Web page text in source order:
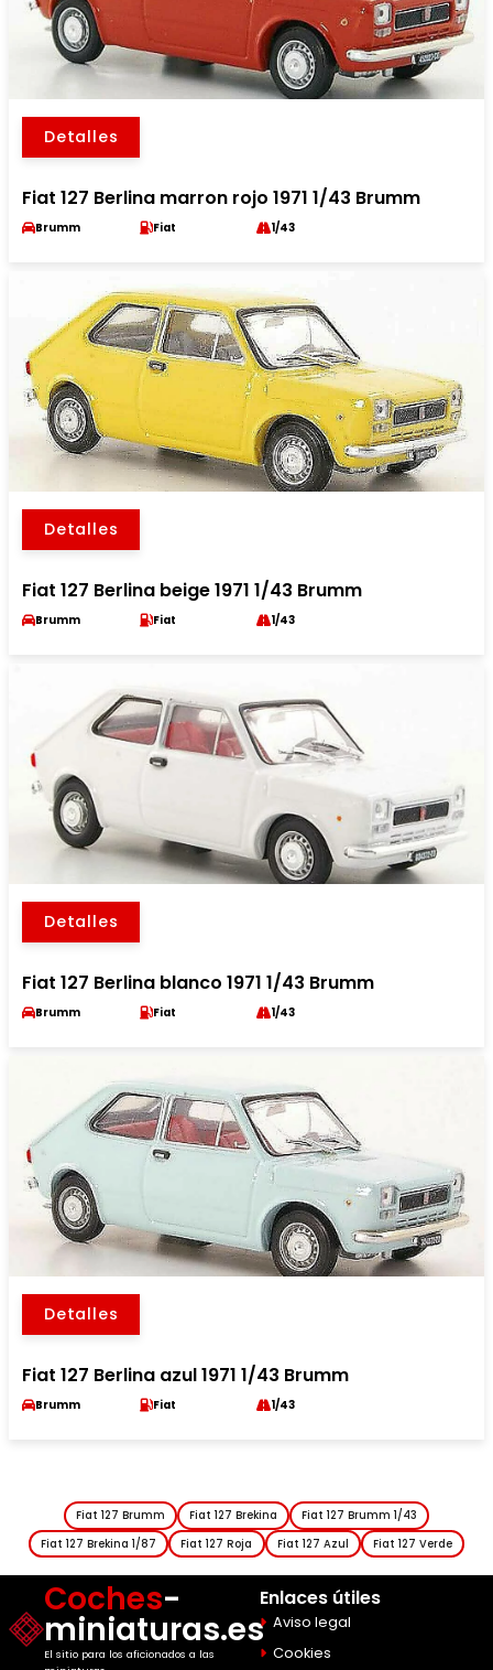
Detalles
Fiat 127 Berlina marron rojo 1971 1/43 Brumm
Brumm Fiat 1/43
Detalles
Fiat 127 Berlina beige 1971 1/43 Brumm
Brumm Fiat 1/43
Detalles
Fiat 127 Berlina blanco 1971 1/43 Brumm
Brumm Fiat 1/43
Detalles
Fiat 127 Berlina azul 1971 1/43 Brumm
Brumm Fiat 1/43
Fiat 127 Brumm Fiat 127 Brekina
Fiat 127 Brumm 1/43
Fiat 127 Brekina 1/87
Fiat 127 Roja Fiat 127 Azul Fiat 127 Verde
Coches-
miniaturas.es
El sitio para los aficionados a las
Enlaces útiles
Aviso legal
Cookies